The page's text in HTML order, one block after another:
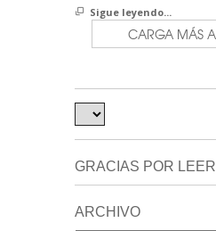
Sigue leyendo...
CARGA MÁS
GRACIAS POR
ARCHIVO